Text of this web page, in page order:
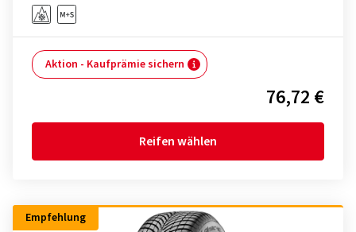
Aktion - Kaufprämie sichern
76,72 €
Reifen wählen
Empfehlung